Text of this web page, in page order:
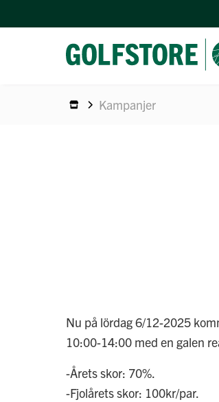
Kampanjer
Nu på lördag 6/12-2025
10:00-14:00 med en galen
-Årets skor: 70%.
-Fjolårets skor: 100kr/par.